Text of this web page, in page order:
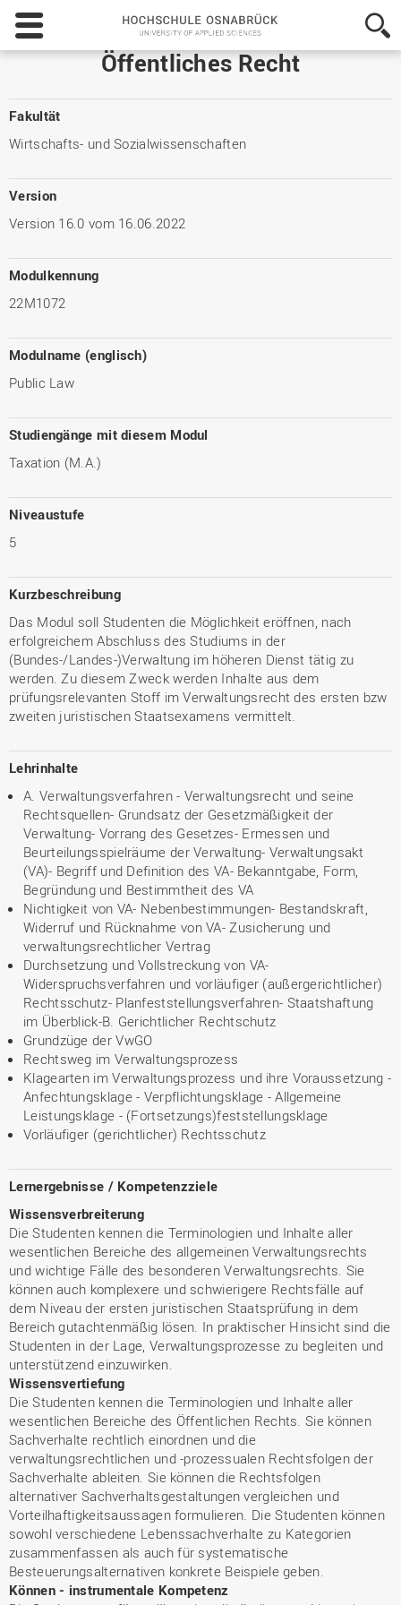
Hochschule
Osnabrück
-
Öffentliches Recht
Fakultät
Wirtschafts- und Sozialwissenschaften
Version
Version 16.0 vom 16.06.2022
Modulkennung
22M1072
Modulname (englisch)
Public Law
Studiengänge mit diesem Modul
Taxation (M.A.)
Niveaustufe
5
Kurzbeschreibung
Das Modul soll Studenten die Möglichkeit eröffnen, nach
erfolgreichem Abschluss des Studiums in der
(Bundes-/Landes-)Verwaltung im höheren Dienst tätig zu
werden. Zu diesem Zweck werden Inhalte aus dem
prüfungsrelevanten Stoff im Verwaltungsrecht des ersten bzw
zweiten juristischen Staatsexamens vermittelt.
Lehrinhalte
A. Verwaltungsverfahren - Verwaltungsrecht und seine
Rechtsquellen- Grundsatz der Gesetzmäßigkeit der
Verwaltung- Vorrang des Gesetzes- Ermessen und
Beurteilungsspielräume der Verwaltung- Verwaltungsakt
(VA)- Begriff und Definition des VA- Bekanntgabe, Form,
Begründung und Bestimmtheit des VA
Nichtigkeit von VA- Nebenbestimmungen- Bestandskraft,
Widerruf und Rücknahme von VA- Zusicherung und
verwaltungsrechtlicher Vertrag
Durchsetzung und Vollstreckung von VA-
Widerspruchsverfahren und vorläufiger (außergerichtlicher)
Rechtsschutz- Planfeststellungsverfahren- Staatshaftung
im Überblick-B. Gerichtlicher Rechtschutz
Grundzüge der VwGO
Rechtsweg im Verwaltungsprozess
Klagearten im Verwaltungsprozess und ihre Voraussetzung -
Anfechtungsklage - Verpflichtungsklage - Allgemeine
Leistungsklage - (Fortsetzungs)feststellungsklage
Vorläufiger (gerichtlicher) Rechtsschutz
Lernergebnisse / Kompetenzziele
Wissensverbreiterung
Die Studenten kennen die Terminologien und Inhalte aller
wesentlichen Bereiche des allgemeinen Verwaltungsrechts
und wichtige Fälle des besonderen Verwaltungsrechts. Sie
können auch komplexere und schwierigere Rechtsfälle auf
dem Niveau der ersten juristischen Staatsprüfung in dem
Bereich gutachtenmäßig lösen. In praktischer Hinsicht sind die
Studenten in der Lage, Verwaltungsprozesse zu begleiten und
unterstützend einzuwirken.
Wissensvertiefung
Die Studenten kennen die Terminologien und Inhalte aller
wesentlichen Bereiche des Öffentlichen Rechts. Sie können
Sachverhalte rechtlich einordnen und die
verwaltungsrechtlichen und -prozessualen Rechtsfolgen der
Sachverhalte ableiten. Sie können die Rechtsfolgen
alternativer Sachverhaltsgestaltungen vergleichen und
Vorteilhaftigkeitsaussagen formulieren. Die Studenten können
sowohl verschiedene Lebenssachverhalte zu Kategorien
zusammenfassen als auch für systematische
Besteuerungsalternativen konkrete Beispiele geben.
Können - instrumentale Kompetenz